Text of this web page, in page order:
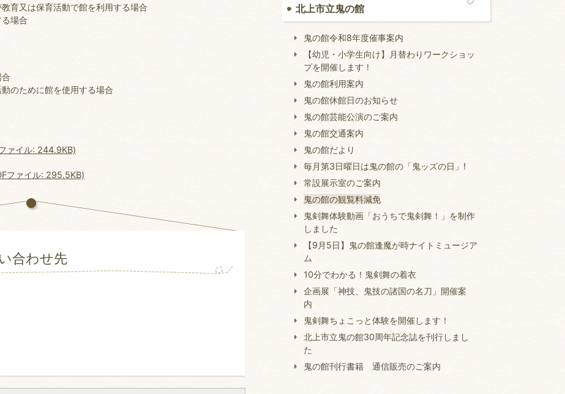
育又は保育活動で館を利用する場合
場合
のために館を使用する場合
ァイル: 244.9KB)
ファイル: 295.5KB)
合わせ先
北上市立鬼の館
鬼の館令和8年度催事案内
【幼児・小学生向け】月替わりワークショッ
プを開催します！
鬼の館利用案内
鬼の館休館日のお知らせ
鬼の館芸能公演のご案内
鬼の館交通案内
鬼の館だより
毎月第3日曜日は鬼の館の「鬼ッズの日」!
常設展示室のご案内
鬼の館の観覧料減免
鬼剣舞体験動画「おうちで鬼剣舞！」を制作
しました
【9月5日】鬼の館逢魔が時ナイトミュージア
ム
10分でわかる！鬼剣舞の着衣
企画展「神技、鬼技の諸国の名刀」開催案
内
鬼剣舞ちょこっと体験を開催します！
北上市立鬼の館30周年記念誌を刊行しまし
た
鬼の館刊行書籍 通信販売のご案内